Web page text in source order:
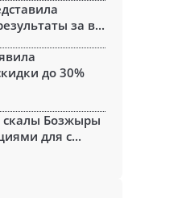
за в...
до 30%
Бозжыры
для с...